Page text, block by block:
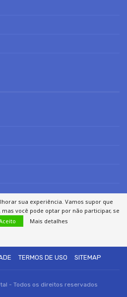
TERMOS DE USO SITEMAP
- Todos os direitos reservados
sua experiência. Vamos supor que
você pode optar por não participar, se
Mais detalhes